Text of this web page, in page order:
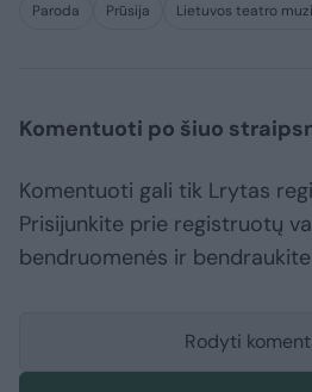
Paroda Prūsija Lietuvos teatro
Komentuoti po šiuo
Komentuoti gali tik Lrytas
Prisijunkite prie registruotų
bendruomenės ir
Rodyti